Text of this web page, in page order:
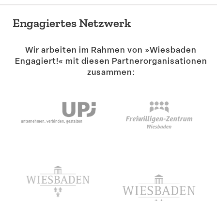
Engagiertes Netzwerk
Wir arbeiten im Rahmen von »Wiesbaden
Engagiert!« mit diesen Partner­or­ga­ni­sa­tionen
zusammen: